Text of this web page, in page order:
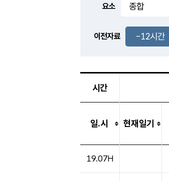
-
요소
이전자료 -12시간
시간
일.시 현재일기
19.07H